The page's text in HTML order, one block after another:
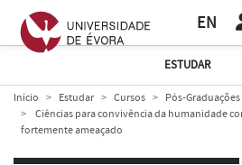
EN
ESTUDAR
Início Estudar Cursos
Pós-Graduações
Ciências para convivência da humanidade
fortemente ameaçado